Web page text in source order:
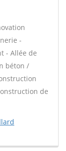
-
- Allée de
béton /
de